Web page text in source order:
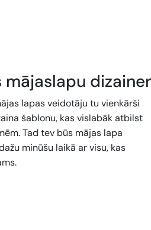
mājaslapu
lapas veidotāju tu vienkārši
šablonu, kas vislabāk atbilst
Tad tev būs mājas lapa
minūšu laikā ar visu, kas